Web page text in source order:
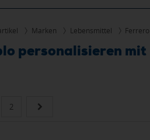
Marken Lebensmittel Ferrero
personalisieren mit
2